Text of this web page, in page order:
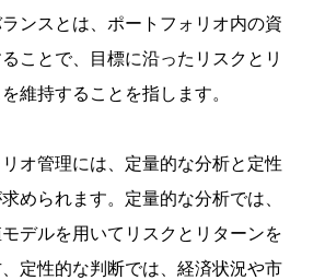
ンスとは、ポートフォリオ内の資
ことで、目標に沿ったリスクとリ
維持することを指します。
オ管理には、定量的な分析と定性
められます。定量的な分析では、
デルを用いてリスクとリターンを
定性的な判断では、経済状況や市